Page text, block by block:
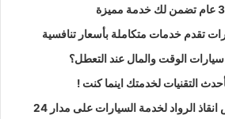
تقدم خدمات متكاملة بأسعار تنافسية
الوقت والمال عند التعطل؟
التقنيات لخدمتك اينما كنت !
تعرف على مميزات ونش انقاذ الرواد لخدمة السيارات على مدار 24